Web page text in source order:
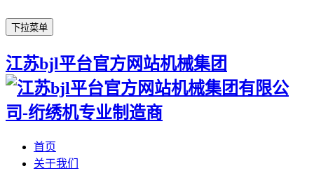
下拉菜单
江苏bjl平台官方网站机械集团
首页
关于我们